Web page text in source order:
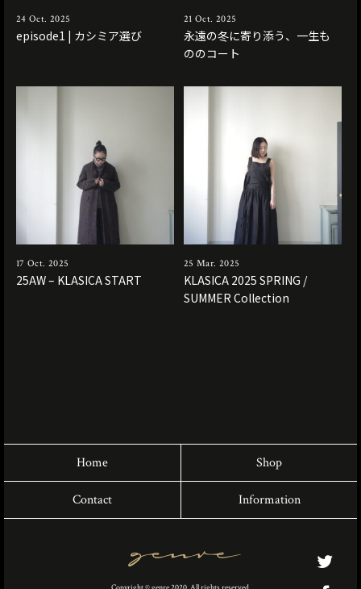
24 Oct. 2025
episode1 | カシミア選び
21 Oct. 2025
永遠の冬に寄り添う、一生も
ののコート
17 Oct. 2025
25AW – KLASICA START
25 Mar. 2025
KLASICA 2025 SPRING /
SUMMER Collection
Home Shop
Contact Information